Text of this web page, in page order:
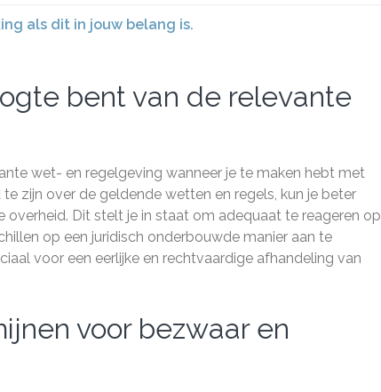
als dit in jouw belang is.
bent van de relevante
wet- en regelgeving wanneer je te maken hebt met
zijn over de geldende wetten en regels, kun je beter
Dit stelt je in staat om adequaat te reageren op
op een juridisch onderbouwde manier aan te
voor een eerlijke en rechtvaardige afhandeling van
voor bezwaar en